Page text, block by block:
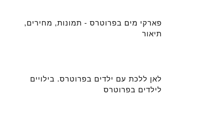
פארקי מים בפרוטרס - תמונות, מחירים,
תיאור
לאן ללכת עם ילדים בפרוטרס. בילויים
לילדים בפרוטרס